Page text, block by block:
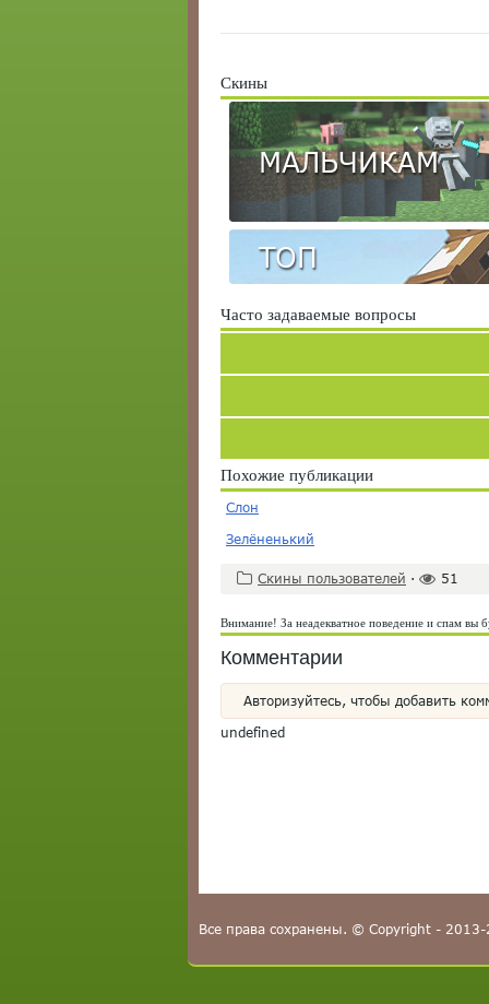
Скины
МАЛЬЧИКАМ
ТОП
Часто задаваемые вопросы
Похожие публикации
Слон
Зелёненький
Скины пользователей · 51
Внимание! За неадекватное поведение и спам вы
Комментарии
Авторизуйтесь, чтобы добавить
undefined
Все права сохранены. © Copyright -